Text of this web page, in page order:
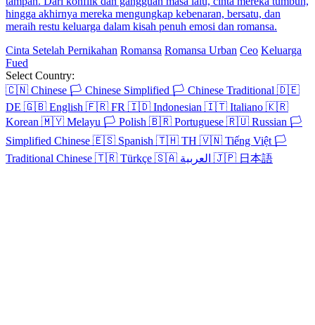
hingga akhirnya mereka mengungkap kebenaran, bersatu, dan
meraih restu keluarga dalam kisah penuh emosi dan romansa.
Cinta Setelah Pernikahan Romansa Romansa Urban Ceo Keluarga
Fued
Select Country:
🇨🇳 Chinese 🏳️ Chinese Simplified 🏳️ Chinese Traditional 🇩🇪
DE 🇬🇧 English 🇫🇷 FR 🇮🇩 Indonesian 🇮🇹 Italiano 🇰🇷
Korean 🇲🇾 Melayu 🏳️ Polish 🇧🇷 Portuguese 🇷🇺 Russian 🏳️
Simplified Chinese 🇪🇸 Spanish 🇹🇭 TH 🇻🇳 Tiếng Việt 🏳️
Traditional Chinese 🇹🇷 Türkçe 🇸🇦 🇯🇵 日本語